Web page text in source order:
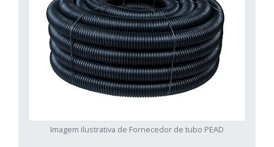
Imagem ilustrativa de Fornecedor de tubo PEAD